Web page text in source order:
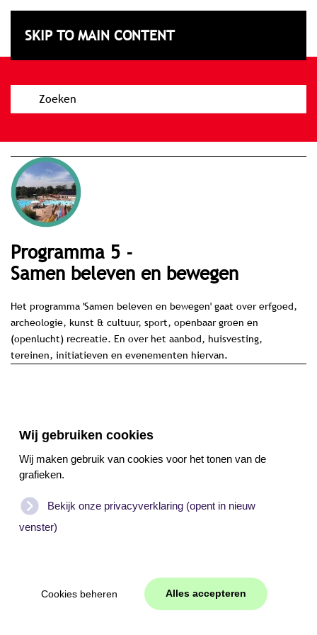
Wij gebruiken cookies
Wij maken gebruik van cookies voor het tonen van de
grafieken.
Bekijk onze privacyverklaring (opent in nieuw
venster)
Cookies beheren Alles accepteren
SKIP TO MAIN CONTENT
Texel
programma 5 -
Samen beleven en bewegen
Het programma 'Samen beleven en bewegen' gaat over erfgoed,
archeologie, kunst & cultuur, sport, openbaar groen en
(openlucht) recreatie. En over het aanbod, huisvesting,
tereinen, initiatieven en evenementen hiervan.
programma 5
Subsidiebeleidskaart Texel
WEBJONGENS Jooml |
Cookies beheren